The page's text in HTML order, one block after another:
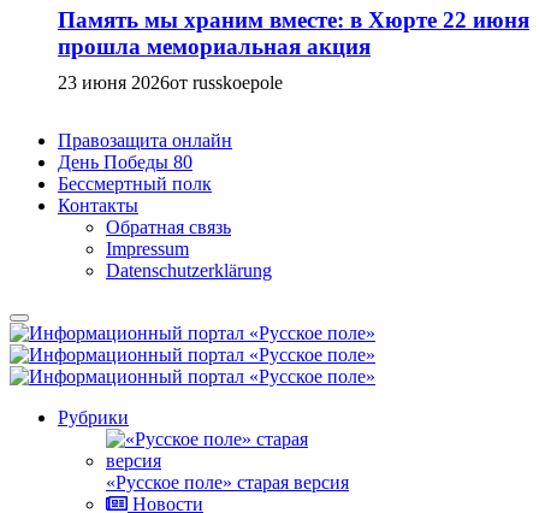
Память мы храним вместе: в Хюрте 22 июня
прошла мемориальная акция
23 июня 2026от russkoepole
Правозащита онлайн
День Победы 80
Бессмертный полк
Контакты
Обратная связь
Impressum
Datenschutzerklärung
Рубрики
«Русское поле» старая версия
Новости